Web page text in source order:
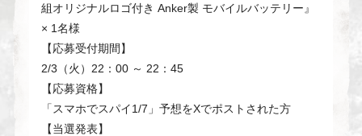
組オリジナルロゴ付き Anker製 モバイルバッテリー』
× 1名様
【応募受付期間】
2/3（火）22：00 ～ 22：45
【応募資格】
「スマホでスパイ1/7」予想をXでポストされた方
【当選発表】